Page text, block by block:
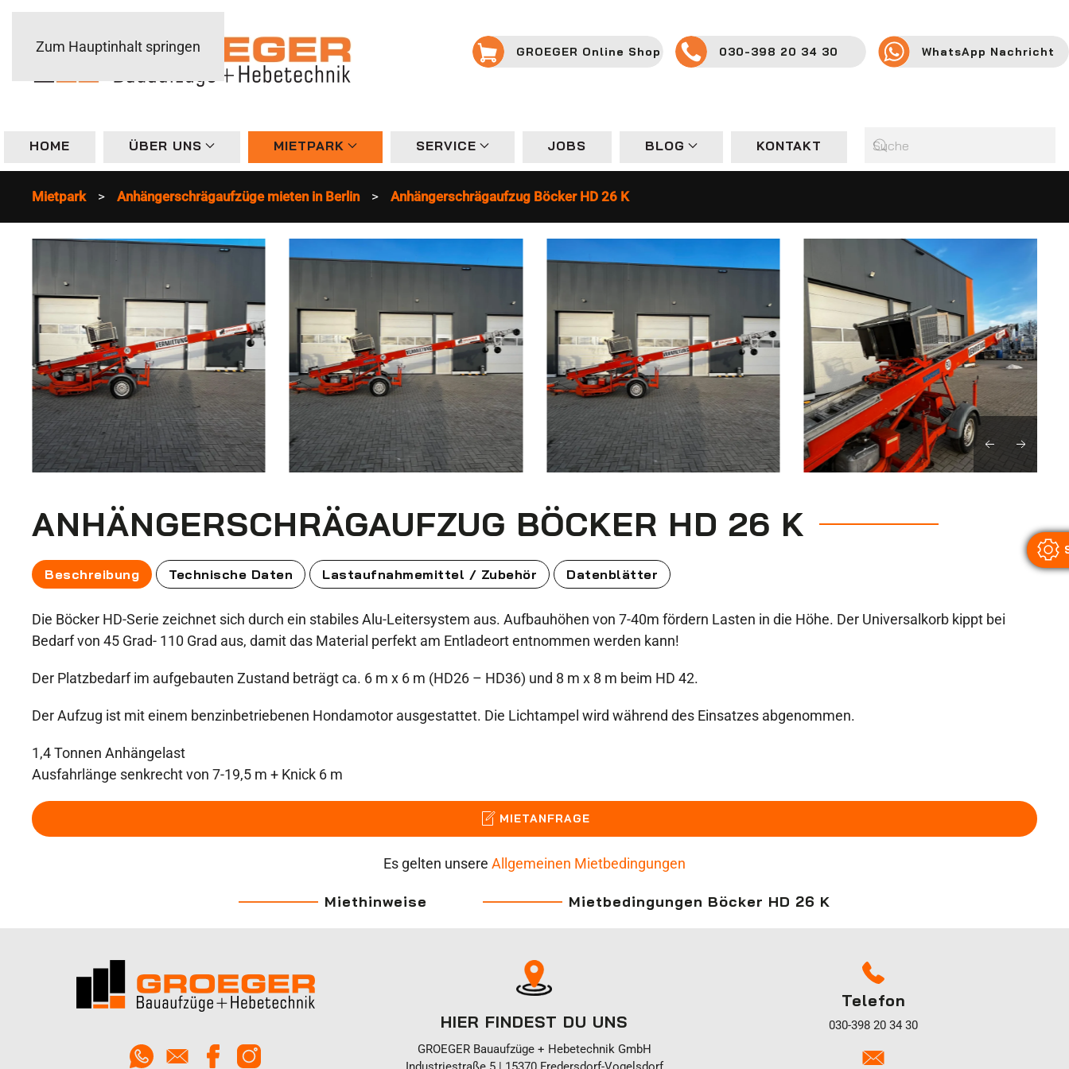
Zum Hauptinhalt springen GROEGER Online Shop 030-398 20 34 30 WhatsApp Nachricht
HOME ÜBER UNS MIETPARK SERVICE JOBS BLOG KONTAKT
Mietpark Anhängerschrägaufzüge mieten in Berlin Anhängerschrägaufzug Böcker HD 26 K
ANHÄNGERSCHRÄGAUFZUG BÖCKER HD 26 K
Beschreibung Technische Daten Lastaufnahmemittel / Zubehör Datenblätter
Die Böcker HD-Serie zeichnet sich durch ein stabiles Alu-Leitersystem aus. Aufbauhöhen von 7-40m fördern Lasten in die Höhe. Der Universalkorb kippt bei
Bedarf von 45 Grad- 110 Grad aus, damit das Material perfekt am Entladeort entnommen werden kann!
Der Platzbedarf im aufgebauten Zustand beträgt ca. 6 m x 6 m (HD26 – HD36) und 8 m x 8 m beim HD 42.
Der Aufzug ist mit einem benzinbetriebenen Hondamotor ausgestattet. Die Lichtampel wird während des Einsatzes abgenommen.
1,4 Tonnen Anhängelast
Ausfahrlänge senkrecht von 7-19,5 m + Knick 6 m
MIETANFRAGE
Es gelten unsere Allgemeinen Mietbedingungen
Miethinweise Mietbedingungen Böcker HD 26 K
HIER FINDEST DU UNS
GROEGER Bauaufzüge + Hebetechnik GmbH
Telefon
030-398 20 34 30